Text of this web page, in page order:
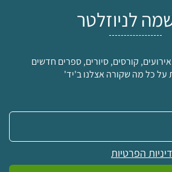
לניוזלטר
קורסים, סיורים, ספרים חדשים
על כל מה שקורה אצלנו ב'יד'
הפרטיות